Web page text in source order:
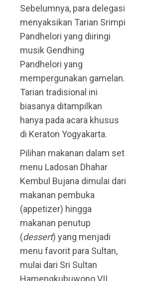
Sebelumnya, para delegasi
menyaksikan Tarian Srimpi
Pandhelori yang diiringi
musik Gendhing
Pandhelori yang
mempergunakan gamelan.
Tarian tradisional ini
biasanya ditampilkan
hanya pada acara khusus
di Keraton Yogyakarta.
Pilihan makanan dalam set
menu Ladosan Dhahar
Kembul Bujana dimulai dari
makanan pembuka
(appetizer) hingga
makanan penutup
(dessert) yang menjadi
menu favorit para Sultan,
mulai dari Sri Sultan
Hamengkubuwono VII